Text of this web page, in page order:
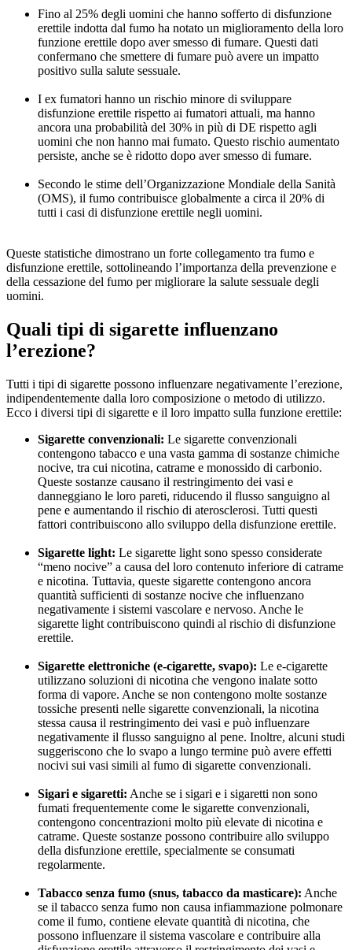
Fino al 25% degli uomini che hanno sofferto di disfunzione
erettile indotta dal fumo ha notato un miglioramento della loro
funzione erettile dopo aver smesso di fumare. Questi dati
confermano che smettere di fumare può avere un impatto
positivo sulla salute sessuale.
I ex fumatori hanno un rischio minore di sviluppare
disfunzione erettile rispetto ai fumatori attuali, ma hanno
ancora una probabilità del 30% in più di DE rispetto agli
uomini che non hanno mai fumato. Questo rischio aumentato
persiste, anche se è ridotto dopo aver smesso di fumare.
Secondo le stime dell’Organizzazione Mondiale della Sanità
(OMS), il fumo contribuisce globalmente a circa il 20% di
tutti i casi di disfunzione erettile negli uomini.
Queste statistiche dimostrano un forte collegamento tra fumo e
disfunzione erettile, sottolineando l’importanza della prevenzione e
della cessazione del fumo per migliorare la salute sessuale degli
uomini.
Quali tipi di sigarette influenzano
l’erezione?
Tutti i tipi di sigarette possono influenzare negativamente l’erezione,
indipendentemente dalla loro composizione o metodo di utilizzo.
Ecco i diversi tipi di sigarette e il loro impatto sulla funzione erettile:
Sigarette convenzionali: Le sigarette convenzionali
contengono tabacco e una vasta gamma di sostanze chimiche
nocive, tra cui nicotina, catrame e monossido di carbonio.
Queste sostanze causano il restringimento dei vasi e
danneggiano le loro pareti, riducendo il flusso sanguigno al
pene e aumentando il rischio di aterosclerosi. Tutti questi
fattori contribuiscono allo sviluppo della disfunzione erettile.
Sigarette light: Le sigarette light sono spesso considerate
“meno nocive” a causa del loro contenuto inferiore di catrame
e nicotina. Tuttavia, queste sigarette contengono ancora
quantità sufficienti di sostanze nocive che influenzano
negativamente i sistemi vascolare e nervoso. Anche le
sigarette light contribuiscono quindi al rischio di disfunzione
erettile.
Sigarette elettroniche (e-cigarette, svapo): Le e-cigarette
utilizzano soluzioni di nicotina che vengono inalate sotto
forma di vapore. Anche se non contengono molte sostanze
tossiche presenti nelle sigarette convenzionali, la nicotina
stessa causa il restringimento dei vasi e può influenzare
negativamente il flusso sanguigno al pene. Inoltre, alcuni studi
suggeriscono che lo svapo a lungo termine può avere effetti
nocivi sui vasi simili al fumo di sigarette convenzionali.
Sigari e sigaretti: Anche se i sigari e i sigaretti non sono
fumati frequentemente come le sigarette convenzionali,
contengono concentrazioni molto più elevate di nicotina e
catrame. Queste sostanze possono contribuire allo sviluppo
della disfunzione erettile, specialmente se consumati
regolarmente.
Tabacco senza fumo (snus, tabacco da masticare): Anche
se il tabacco senza fumo non causa infiammazione polmonare
come il fumo, contiene elevate quantità di nicotina, che
possono influenzare il sistema vascolare e contribuire alla